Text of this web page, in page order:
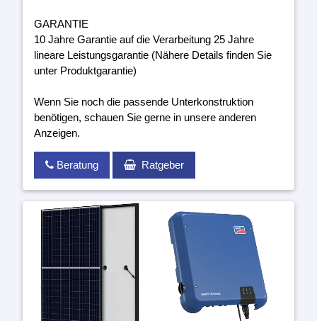
GARANTIE
10 Jahre Garantie auf die Verarbeitung 25 Jahre
lineare Leistungsgarantie (Nähere Details finden Sie
unter Produktgarantie)
Wenn Sie noch die passende Unterkonstruktion
benötigen, schauen Sie gerne in unsere anderen
Anzeigen.
Beratung Ratgeber